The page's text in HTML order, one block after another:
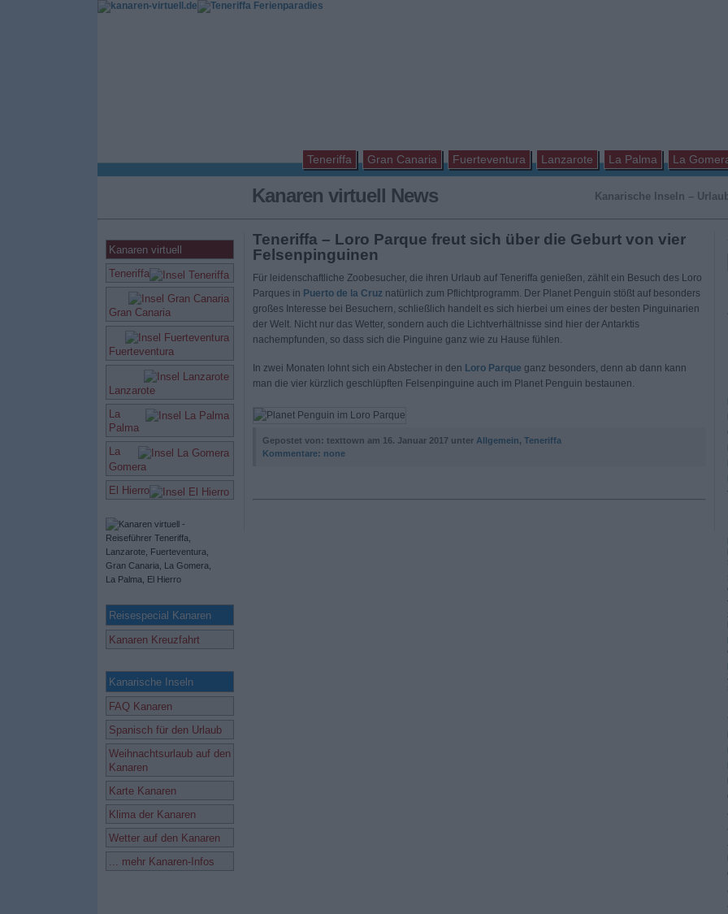
Teneriffa Gran Canaria Fuerteventura Lanzarote La Palma La
Kanaren virtuell News Kanarische Inseln –
Kanaren virtuell
Teneriffa
Gran Canaria
Fuerteventura
Lanzarote
La
Palma
La
Gomera
El Hierro
Reisespecial Kanaren
Kanaren Kreuzfahrt
Kanarische Inseln
FAQ Kanaren
Spanisch für den Urlaub
Weihnachtsurlaub auf den
Kanaren
Karte Kanaren
Klima der Kanaren
Wetter auf den Kanaren
... mehr Kanaren-Infos
Teneriffa – Loro Parque freut sich über die Geburt von vier
Felsenpinguinen
Für leidenschaftliche Zoobesucher, die ihren Urlaub auf Teneriffa genießen, zählt ein Besuch des Loro
Parques in Puerto de la Cruznatürlich zum Pflichtprogramm. Der Planet Penguin stößt auf besonders
großes Interesse bei Besuchern, schließlich handelt es sich hierbei um eines der besten Pinguinarien
der Welt. Nicht nur das Wetter, sondern auch die Lichtverhältnisse sind hier der Antarktis
nachempfunden, so dass sich die Pinguine ganz wie zu Hause fühlen.
In zwei Monaten lohnt sich ein Abstecher in den Loro Parque ganz besonders, denn ab dann kann
man die vier kürzlich geschlüpften Felsenpinguine auch im Planet Penguin bestaunen.
Gepostet von: texttown am 16. Januar 2017 unter Allgemein, Teneriffa
Kommentare: none